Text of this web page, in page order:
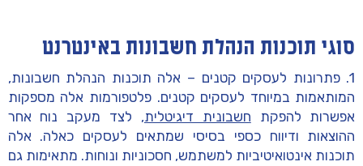
סוגי תוכנות הנהלת חשבונות באינטרנט
1. פתרונות לעסקים קטנים – אלה תוכנות הנהלת חשבונות,
המותאמות במיוחד לעסקים קטנים. פלטפורמות אלה מספקות
אפשרות להפקת חשבונית דיגיטלית, לצד מעקב נוח אחר
ההוצאות ודיווח כספי בסיסי שמתאים לעסקים כאלה. אלה
תוכנות אינטואיטיביות למשתמש, חסכוניות ונוחות. מתאימות גם